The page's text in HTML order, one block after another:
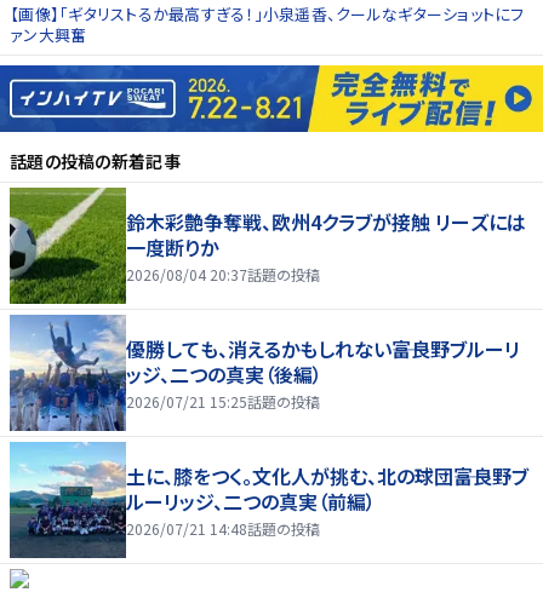
【画像】「ギタリストるか最高すぎる！」小泉遥香、クールなギターショットにフ
ァン大興奮
話題の投稿の新着記事
鈴木彩艶争奪戦、欧州4クラブが接触 リーズには
一度断りか
2026/08/04 20:37話題の投稿
優勝しても、消えるかもしれない――富良野ブルーリ
ッジ、二つの真実（後編）
2026/07/21 15:25話題の投稿
土に、膝をつく。文化人が挑む、北の球団――富良野ブ
ルーリッジ、二つの真実（前編）
2026/07/21 14:48話題の投稿